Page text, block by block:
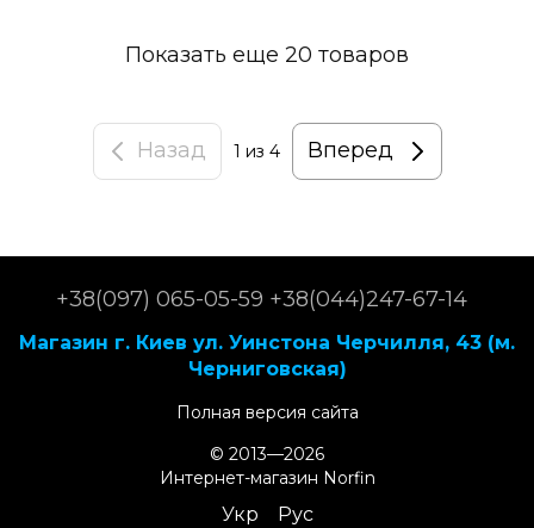
Показать еще 20 товаров
Назад 1 из 4 Вперед
+38(097) 065-05-59 +38(044)247-67-14
Магазин г. Киев ул. Уинстона Черчилля, 43 (м.
Черниговская)
Полная версия сайта
© 2013—2026
Интернет-магазин Norfin
Укр Рус